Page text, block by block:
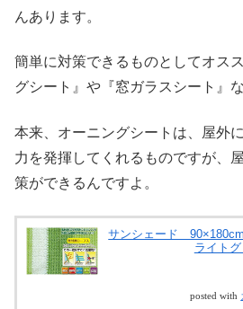
んあります。
簡単に対策できるものとしてオス
グシート』や『窓ガラスシート』
本来、オーニングシートは、屋外
力を発揮してくれるものですが、
策ができるんですよ。
サンシェード
ライト
posted with